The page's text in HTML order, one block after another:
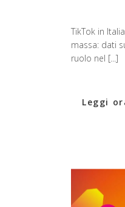
TikTok in
massa: dati
ruolo nel [...]
Leggi